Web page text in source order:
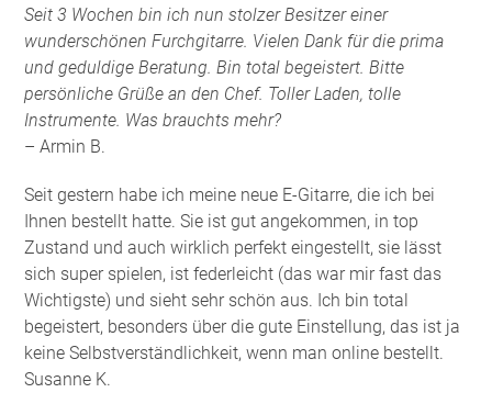
Seit 3 Wochen bin ich nun stolzer Besitzer einer
wunderschönen Furchgitarre. Vielen Dank für die prima
und geduldige Beratung. Bin total begeistert. Bitte
persönliche Grüße an den Chef. Toller Laden, tolle
Instrumente. Was brauchts mehr?
– Armin B.
Seit gestern habe ich meine neue E-Gitarre, die ich bei
Ihnen bestellt hatte. Sie ist gut angekommen, in top
Zustand und auch wirklich perfekt eingestellt, sie lässt
sich super spielen, ist federleicht (das war mir fast das
Wichtigste) und sieht sehr schön aus. Ich bin total
begeistert, besonders über die gute Einstellung, das ist ja
keine Selbstverständlichkeit, wenn man online bestellt.
Susanne K.